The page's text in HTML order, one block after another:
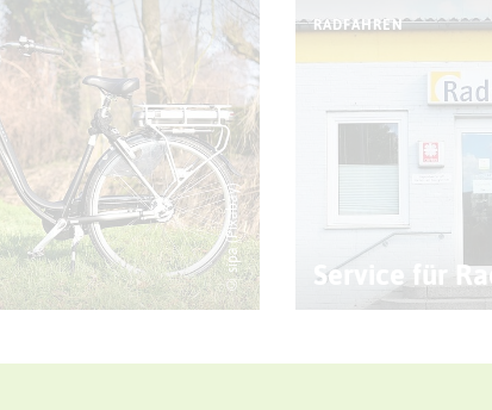
© sipa (Pixabay)
RADFAHREN
Service für